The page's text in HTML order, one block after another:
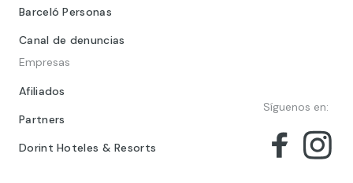
Barceló Personas
Canal de denuncias
Empresas
Afiliados
Partners
Dorint Hoteles & Resorts
Síguenos en: